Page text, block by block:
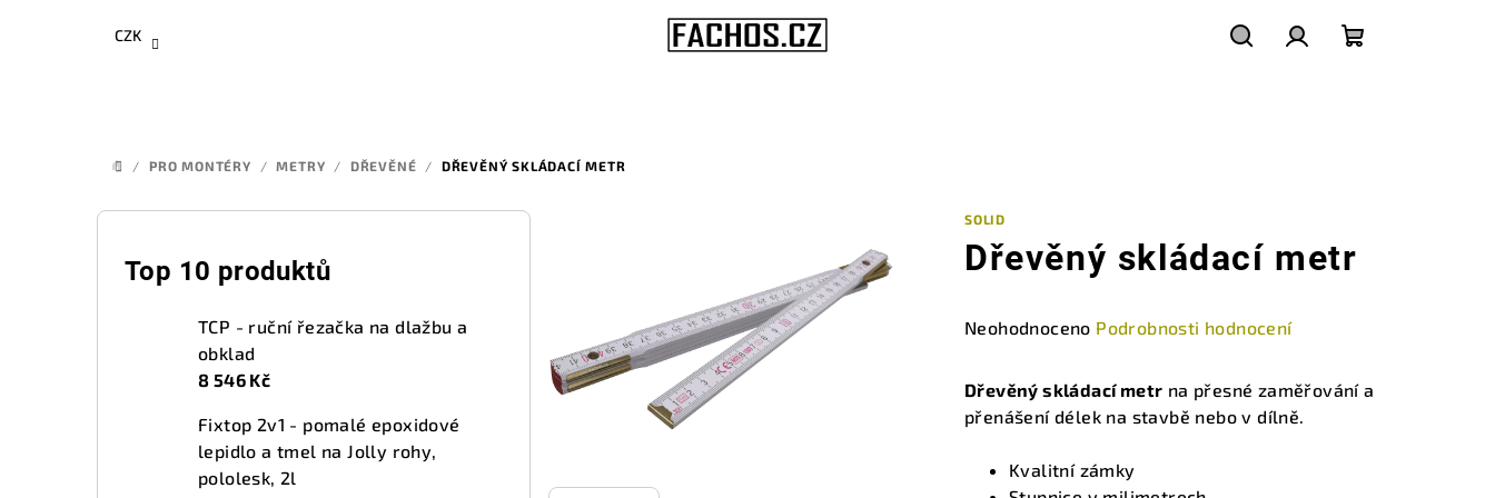
CZK
DOMŮ
/ PRO MONTÉRY / METRY / DŘEVĚNÉ / DŘEVĚNÝ SKLÁDACÍ METR
P
Top 10 produktů
TCP - ruční řezačka na dlažbu a
obklad
8 546 Kč
Fixtop 2v1 - pomalé epoxidové
lepidlo a tmel na Jolly rohy,
pololesk, 2l
SOLID
Dřevěný skládací metr
Průměrné
produktu
je
0,0
Neohodnoceno Podrobnosti hodnocení
Dřevěný skládací metr na přesné zaměřování a
přenášení délek na stavbě nebo v dílně.
Kvalitní zámky